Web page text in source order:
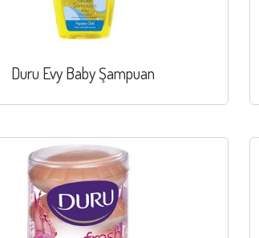
Duru Evy Baby Şampuan